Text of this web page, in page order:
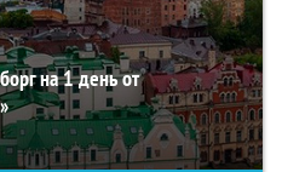
на 1 день от